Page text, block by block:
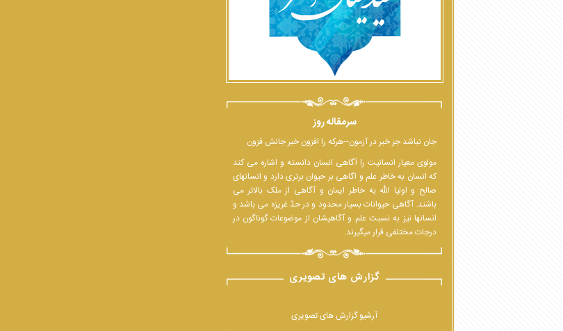
سرمقاله روز
جان نباشد جز خبر در آزمون--هرکه را افزون خبر جانش فزون
مولوی معیار انسانیت را آگاهی انسان دانسته و اشاره می کند
که انسان به خاطر علم و اگاهی بر حیوان برتری دارد و انسانهای
صالح و اولیا الله به خاطر ایمان و آگاهی از ملک بالاتر می
باشند. آگاهی حیوانات بسیار محدود و در حدّ غریزه می باشد و
انسانها نیز به نسبت علم و آگاهیشان از موضوعات گوناگون در
درجات مختلفی قرار میگیرند.
گزارش های تصویری
آرشیو گزارش های تصویری